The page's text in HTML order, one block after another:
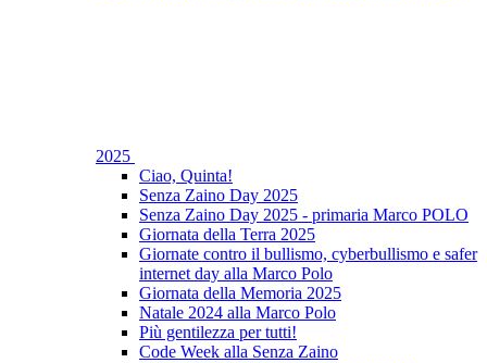
2025
Ciao, Quinta!
Senza Zaino Day 2025
Senza Zaino Day 2025 - primaria Marco POLO
Giornata della Terra 2025
Giornate contro il bullismo, cyberbullismo e safer
internet day alla Marco Polo
Giornata della Memoria 2025
Natale 2024 alla Marco Polo
Più gentilezza per tutti!
Code Week alla Senza Zaino